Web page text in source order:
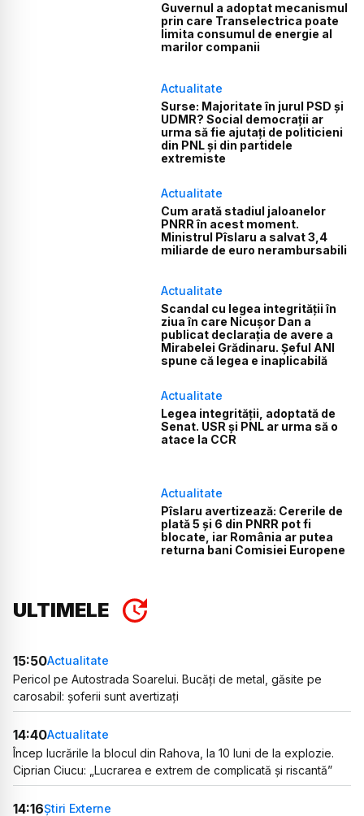
Guvernul a adoptat mecanismul
prin care Transelectrica poate
limita consumul de energie al
marilor companii
Actualitate
Surse: Majoritate în jurul PSD și
UDMR? Social democrații ar
urma să fie ajutați de politicieni
din PNL și din partidele
extremiste
Actualitate
Cum arată stadiul jaloanelor
PNRR în acest moment.
Ministrul Pîslaru a salvat 3,4
miliarde de euro nerambursabili
Actualitate
Scandal cu legea integrității în
ziua în care Nicușor Dan a
publicat declarația de avere a
Mirabelei Grădinaru. Șeful ANI
spune că legea e inaplicabilă
Actualitate
Legea integrității, adoptată de
Senat. USR și PNL ar urma să o
atace la CCR
Actualitate
Pîslaru avertizează: Cererile de
plată 5 și 6 din PNRR pot fi
blocate, iar România ar putea
returna bani Comisiei Europene
ULTIMELE
15:50Actualitate
Pericol pe Autostrada Soarelui. Bucăți de metal, găsite pe
carosabil: șoferii sunt avertizați
14:40Actualitate
Încep lucrările la blocul din Rahova, la 10 luni de la explozie.
Ciprian Ciucu: „Lucrarea e extrem de complicată și riscantă”
14:16Știri Externe